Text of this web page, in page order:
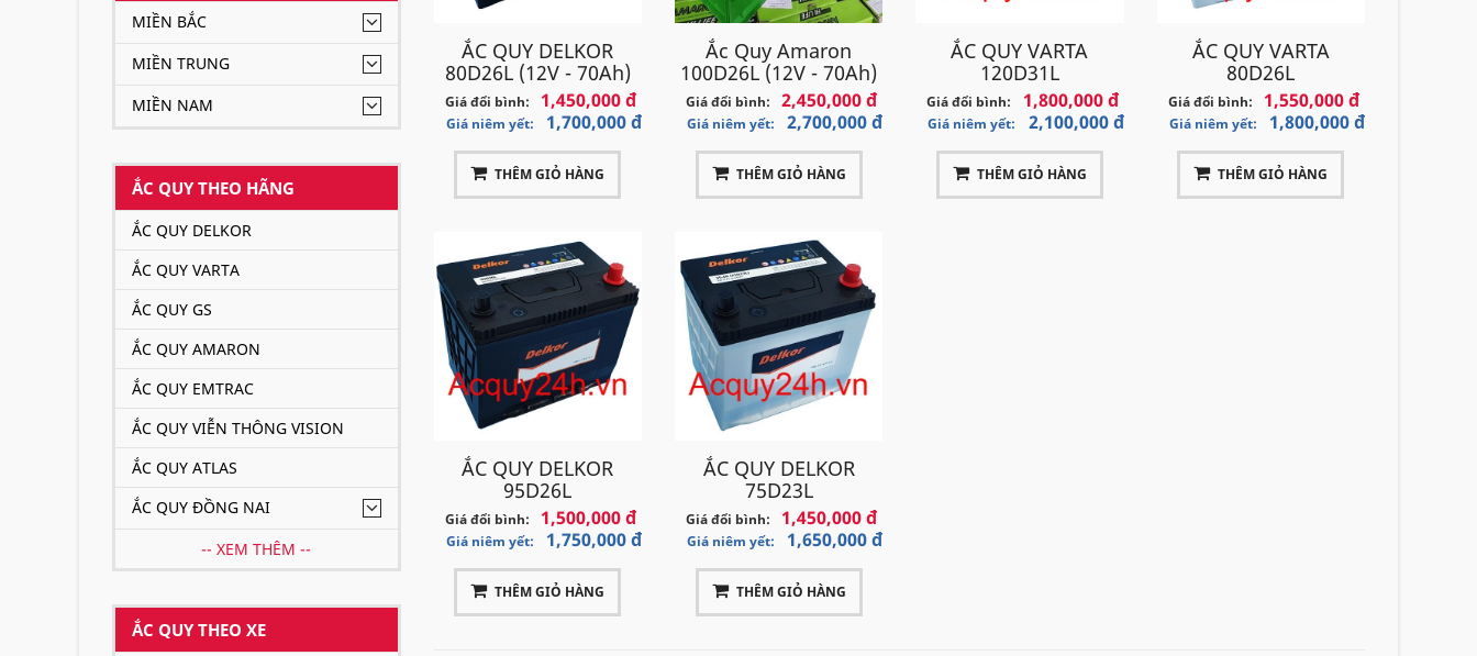
MIỀN BẮC
MIỀN TRUNG
MIỀN NAM
ẮC QUY THEO HÃNG
ẮC QUY DELKOR
ẮC QUY VARTA
ẮC QUY GS
ẮC QUY AMARON
ẮC QUY EMTRAC
ẮC QUY VIỄN THÔNG VISION
ẮC QUY ATLAS
ẮC QUY ĐỒNG NAI
-- XEM THÊM --
ẮC QUY THEO XE
ẮC QUY DELKOR
80D26L (12V - 70Ah)
Giá đổi bình: 1,450,000 đ
Giá niêm yết: 1,700,000 đ
THÊM GIỎ HÀNG
Ắc Quy Amaron
100D26L (12V - 70Ah)
Giá đổi bình: 2,450,000 đ
Giá niêm yết: 2,700,000 đ
THÊM GIỎ HÀNG
ẮC QUY VARTA
120D31L
Giá đổi bình: 1,800,000 đ
Giá niêm yết: 2,100,000 đ
THÊM GIỎ HÀNG
ẮC QUY VARTA
80D26L
Giá đổi bình: 1,550,000 đ
Giá niêm yết: 1,800,000 đ
THÊM GIỎ HÀNG
ẮC QUY DELKOR
95D26L
Giá đổi bình: 1,500,000 đ
Giá niêm yết: 1,750,000 đ
THÊM GIỎ HÀNG
ẮC QUY DELKOR
75D23L
Giá đổi bình: 1,450,000 đ
Giá niêm yết: 1,650,000 đ
THÊM GIỎ HÀNG